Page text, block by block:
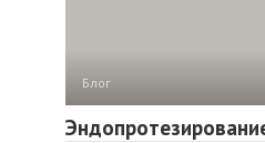
Блог